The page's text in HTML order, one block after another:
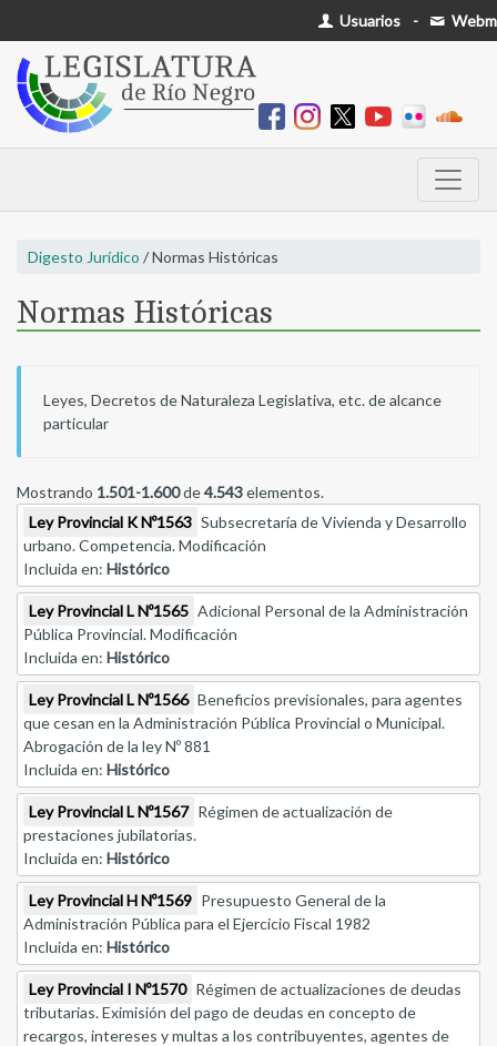
Usuarios -
Digesto Jurídico / Normas Históricas
Normas Históricas
Leyes, Decretos de Naturaleza Legislativa, etc. de alcance
particular
Mostrando 1.501-1.600de4.543elementos.
Ley Provincial K Nº1563 Subsecretaría de Vivienda y Desarrollo
urbano. Competencia. Modificación
Incluida en: Histórico
Ley Provincial L Nº1565 Adicional Personal de la Administración
Pública Provincial. Modificación
Incluida en: Histórico
Ley Provincial L Nº1566 Beneficios previsionales, para agentes
que cesan en la Administración Pública Provincial o Municipal.
Abrogación de la ley Nº 881
Incluida en: Histórico
Ley Provincial L Nº1567 Régimen de actualización de
prestaciones jubilatorias.
Incluida en: Histórico
Ley Provincial H Nº1569 Presupuesto General de la
Administración Pública para el Ejercicio Fiscal 1982
Incluida en: Histórico
Ley Provincial I Nº1570 Régimen de actualizaciones de deudas
tributarias. Eximisión del pago de deudas en concepto de
recargos, intereses y multas a los contribuyentes, agentes de